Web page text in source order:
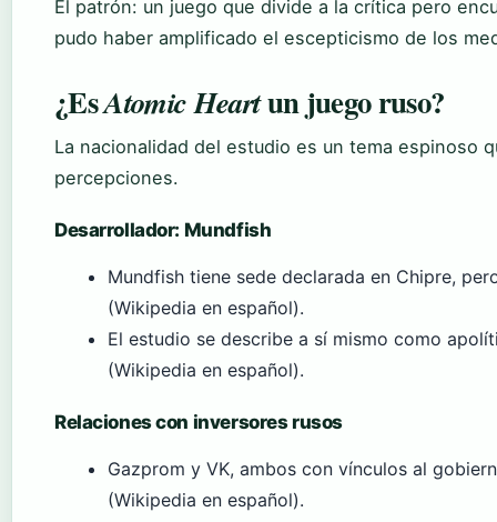
El patrón: un juego que divide a la crítica pero
pudo haber amplificado el escepticismo de los
¿EsAtomic Heartun juego ruso?
La nacionalidad del estudio es un tema espinoso
percepciones.
Desarrollador: Mundfish
Mundfish tiene sede declarada en Chipre,
(Wikipedia en español).
El estudio se describe a sí mismo como
(Wikipedia en español).
Relaciones con inversores rusos
Gazprom y VK, ambos con vínculos al
(Wikipedia en español).